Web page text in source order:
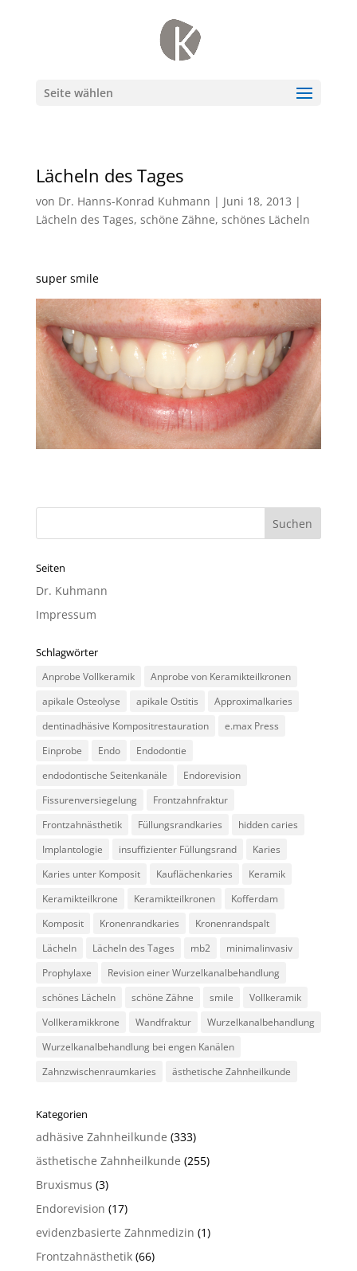
Seite wählen
Lächeln des Tages
von Dr. Hanns-Konrad Kuhmann | Juni 18, 2013 |
Lächeln des Tages, schöne Zähne, schönes Lächeln
super smile
Seiten
Dr. Kuhmann
Impressum
Schlagwörter
Anprobe Vollkeramik
Anprobe von Keramikteilkronen
apikale Osteolyse
apikale Ostitis
Approximalkaries
dentinadhäsive Kompositrestauration
e.max Press
Einprobe
Endo
Endodontie
endodontische Seitenkanäle
Endorevision
Fissurenversiegelung
Frontzahnfraktur
Frontzahnästhetik
Füllungsrandkaries
hidden caries
Implantologie
insuffizienter Füllungsrand
Karies
Karies unter Komposit
Kauflächenkaries
Keramik
Keramikteilkrone
Keramikteilkronen
Kofferdam
Komposit
Kronenrandkaries
Kronenrandspalt
Lächeln
Lächeln des Tages mb2
minimalinvasiv
Prophylaxe
Revision einer Wurzelkanalbehandlung
schönes Lächeln
schöne Zähne smile
Vollkeramik
Vollkeramikkrone
Wandfraktur
Wurzelkanalbehandlung
Wurzelkanalbehandlung bei engen Kanälen
Zahnzwischenraumkaries
ästhetische Zahnheilkunde
Kategorien
adhäsive Zahnheilkunde (333)
ästhetische Zahnheilkunde (255)
Bruxismus (3)
Endorevision (17)
evidenzbasierte Zahnmedizin (1)
Frontzahnästhetik(66)